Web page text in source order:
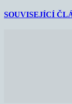
SOUVISEJÍCÍ